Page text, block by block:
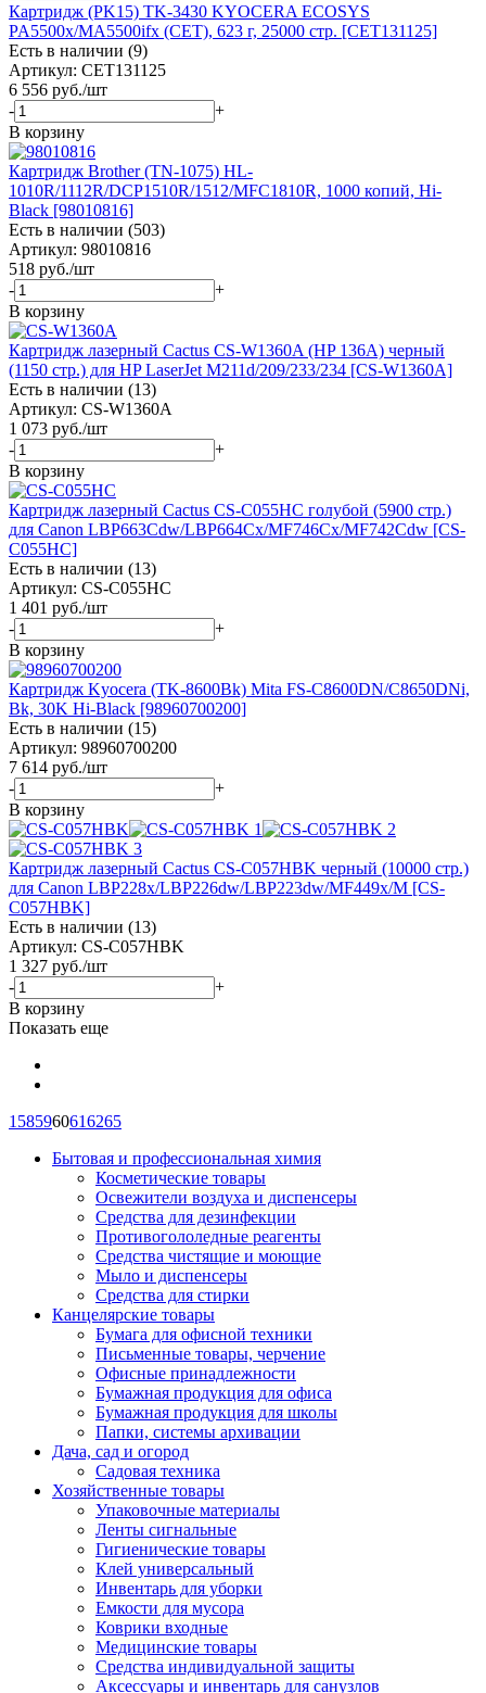
Картридж (PK15) TK-3430 KYOCERA ECOSYS
PA5500x/MA5500ifx (CET), 623 г, 25000 стр. [CET131125]
Есть в наличии (9)
Артикул: CET131125
6 556 руб./шт
-
+
В корзину
Картридж Brother (TN-1075) HL-
1010R/1112R/DCP1510R/1512/MFC1810R, 1000 копий, Hi-
Black [98010816]
Есть в наличии (503)
Артикул: 98010816
518 руб./шт
-
+
В корзину
Картридж лазерный Cactus CS-W1360A (HP 136A) черный
(1150 стр.) для HP LaserJet M211d/209/233/234 [CS-W1360A]
Есть в наличии (13)
Артикул: CS-W1360A
1 073 руб./шт
-
+
В корзину
Картридж лазерный Cactus CS-C055HС голубой (5900 стр.)
для Canon LBP663Cdw/LBP664Cx/MF746Cx/MF742Cdw [CS-
C055HС]
Есть в наличии (13)
Артикул: CS-C055HС
1 401 руб./шт
-
+
В корзину
Картридж Kyocera (TK-8600Bk) Mita FS-C8600DN/C8650DNi,
Bk, 30K Hi-Black [98960700200]
Есть в наличии (15)
Артикул: 98960700200
7 614 руб./шт
-
+
В корзину
Картридж лазерный Cactus CS-C057HBK черный (10000 стр.)
для Canon LBP228x/LBP226dw/LBP223dw/MF449x/M [CS-
C057HBK]
Есть в наличии (13)
Артикул: CS-C057HBK
1 327 руб./шт
-
+
В корзину
Показать еще
1 585960616265
Бытовая и профессиональная химия
Косметические товары
Освежители воздуха и диспенсеры
Средства для дезинфекции
Противогололедные реагенты
Средства чистящие и моющие
Мыло и диспенсеры
Средства для стирки
Канцелярские товары
Бумага для офисной техники
Письменные товары, черчение
Офисные принадлежности
Бумажная продукция для офиса
Бумажная продукция для школы
Папки, системы архивации
Дача, сад и огород
Садовая техника
Хозяйственные товары
Упаковочные материалы
Ленты сигнальные
Гигиенические товары
Клей универсальный
Инвентарь для уборки
Емкости для мусора
Коврики входные
Медицинские товары
Средства индивидуальной защиты
Аксессуары и инвентарь для санузлов